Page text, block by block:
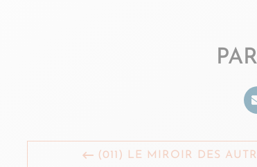
(011) LE MIROIR DES